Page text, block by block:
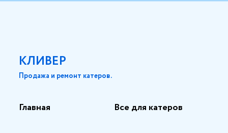
КЛИВЕР
Продажа и ремонт катеров.
Главная Все для катеров